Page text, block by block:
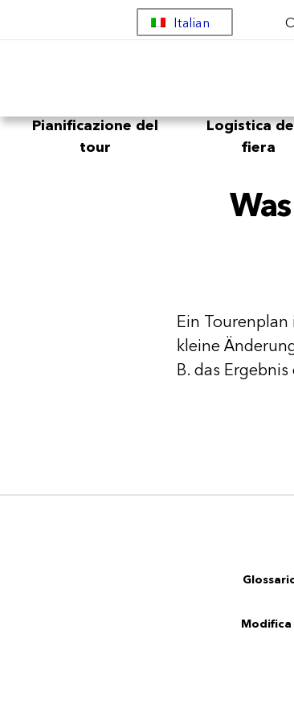
Italian
Pianificazione del
tour
Logistica
fiera
Ein
kleine
B. das